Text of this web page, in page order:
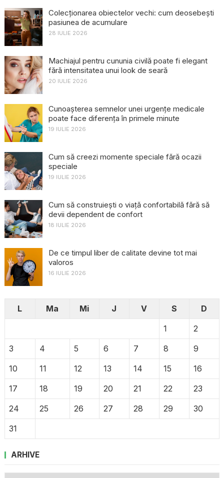
Colecționarea obiectelor vechi: cum deosebești
pasiunea de acumulare
28 IULIE 2026
Machiajul pentru cununia civilă poate fi elegant
fără intensitatea unui look de seară
20 IULIE 2026
Cunoașterea semnelor unei urgențe medicale
poate face diferența în primele minute
19 IULIE 2026
Cum să creezi momente speciale fără ocazii
speciale
19 IULIE 2026
Cum să construiești o viață confortabilă fără să
devii dependent de confort
18 IULIE 2026
De ce timpul liber de calitate devine tot mai
valoros
16 IULIE 2026
L Ma Mi J V S
D
1
2
3
4 5 6 7 8
9
10
11 12 13 14 15
16
17
18 19 20 21 22
23
24
25 26 27 28 29
30
31
ARHIVE